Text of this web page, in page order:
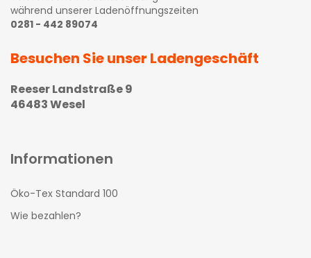
während unserer Ladenöffnungszeiten
0281 - 442 89074
Besuchen Sie unser Ladengeschäft
Reeser Landstraße 9
46483 Wesel
Informationen
Öko-Tex Standard 100
Wie bezahlen?